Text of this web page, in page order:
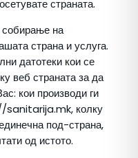
страната.
на
страна и услуга.
датотеки кои се
веб страната за да
кои производи ги
sanitarija.mk, колку
под-страна,
од истото.